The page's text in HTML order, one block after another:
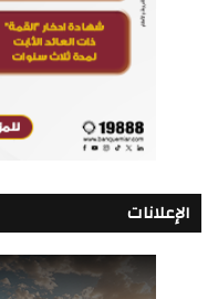
الإعلانات